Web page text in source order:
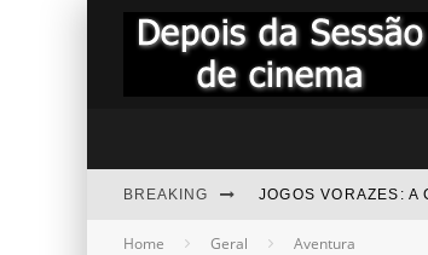
BREAKING JOGOS VORAZES: A
"RAPIDINHA"
Home Geral Aventura